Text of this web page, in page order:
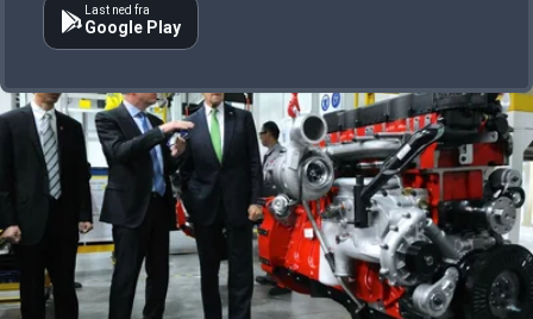
Last ned fra
Google Play